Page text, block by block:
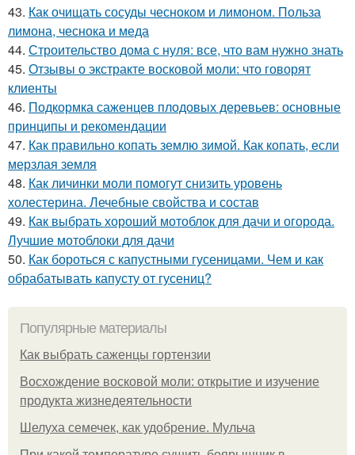
43. Как очищать сосуды чесноком и лимоном. Польза
лимона, чеснока и меда
44. Строительство дома с нуля: все, что вам нужно знать
45. Отзывы о экстракте восковой моли: что говорят
клиенты
46. Подкормка саженцев плодовых деревьев: основные
принципы и рекомендации
47. Как правильно копать землю зимой. Как копать, если
мерзлая земля
48. Как личинки моли помогут снизить уровень
холестерина. Лечебные свойства и состав
49. Как выбрать хороший мотоблок для дачи и огорода.
Лучшие мотоблоки для дачи
50. Как бороться с капустными гусеницами. Чем и как
обрабатывать капусту от гусениц?
Популярные материалы
Как выбрать саженцы гортензии
Восхождение восковой моли: открытие и изучение
продукта жизнедеятельности
Шелуха семечек, как удобрение. Мульча